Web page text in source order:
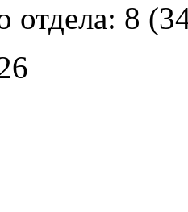
отдела: 8